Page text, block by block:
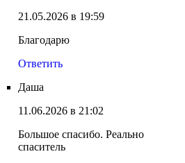
21.05.2026 в 19:59
Благодарю
Ответить
Даша
11.06.2026 в 21:02
Большое спасибо. Реально
спаситель